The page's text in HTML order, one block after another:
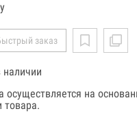
заказ
наличии
осуществляется на
товара.